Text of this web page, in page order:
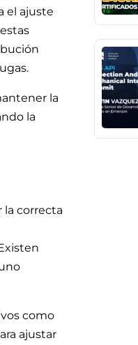
el ajuste
la
la
la correcta
como
ajustar